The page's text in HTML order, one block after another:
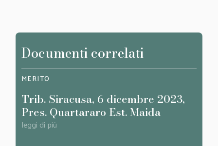
Documenti correlati
MERITO
Trib. Siracusa, 6 dicembre 2023,
Pres. Quartararo Est. Maida
leggi di più